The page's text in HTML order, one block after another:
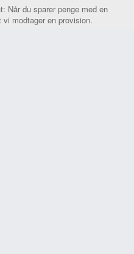
Når du sparer penge med en
modtager en provision.